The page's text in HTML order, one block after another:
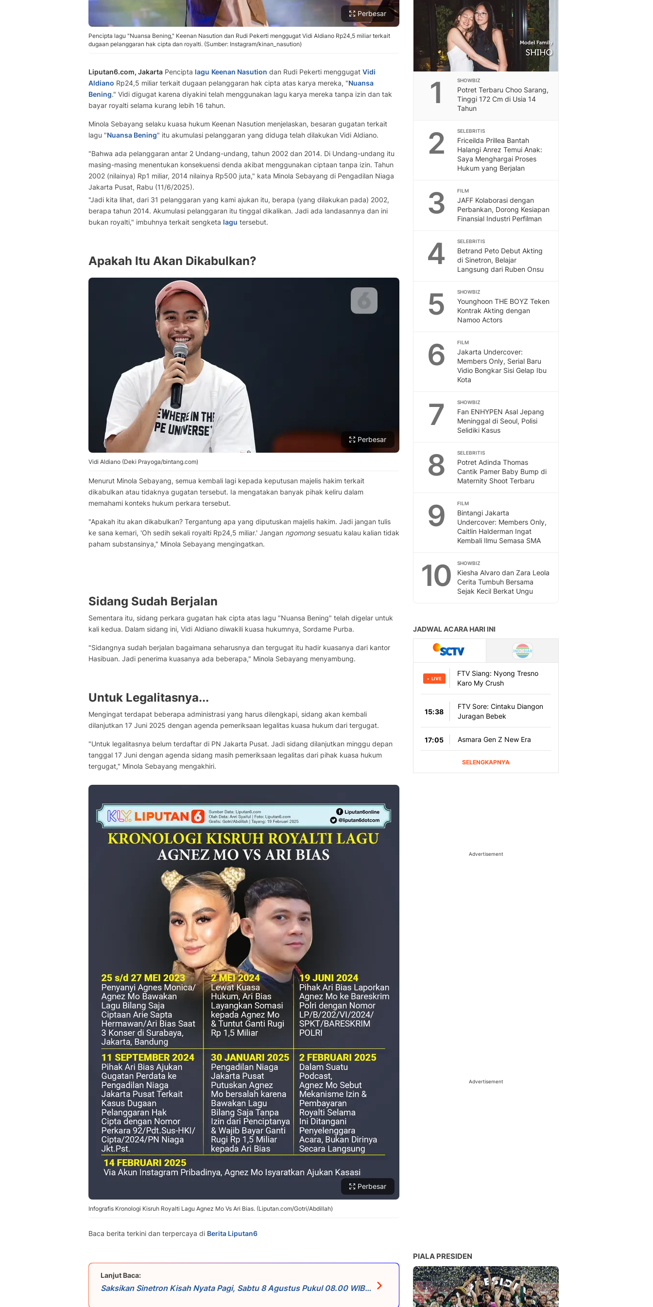
Perbesar
Pencipta lagu "Nuansa Bening," Keenan Nasution dan Rudi Pekerti menggugat Vidi Aldiano Rp24,5 miliar terkait
dugaan pelanggaran hak cipta dan royalti. (Sumber: Instagram/kinan_nasution)
Liputan6.com, Jakarta Pencipta lagu Keenan Nasution dan Rudi Pekerti menggugat Vidi
Aldiano Rp24,5 miliar terkait dugaan pelanggaran hak cipta atas karya mereka, "Nuansa
Bening." Vidi digugat karena diyakini telah menggunakan lagu karya mereka tanpa izin dan tak
bayar royalti selama kurang lebih 16 tahun.
Minola Sebayang selaku kuasa hukum Keenan Nasution menjelaskan, besaran gugatan terkait
lagu "Nuansa Bening" itu akumulasi pelanggaran yang diduga telah dilakukan Vidi Aldiano.
"Bahwa ada pelanggaran antar 2 Undang-undang, tahun 2002 dan 2014. Di Undang-undang itu
masing-masing menentukan konsekuensi denda akibat menggunakan ciptaan tanpa izin. Tahun
2002 (nilainya) Rp1 miliar, 2014 nilainya Rp500 juta," kata Minola Sebayang di Pengadilan Niaga
Jakarta Pusat, Rabu (11/6/2025).
"Jadi kita lihat, dari 31 pelanggaran yang kami ajukan itu, berapa (yang dilakukan pada) 2002,
berapa tahun 2014. Akumulasi pelanggaran itu tinggal dikalikan. Jadi ada landasannya dan ini
bukan royalti," imbuhnya terkait sengketa lagu tersebut.
Apakah Itu Akan Dikabulkan?
Perbesar
Vidi Aldiano (Deki Prayoga/bintang.com)
Menurut Minola Sebayang, semua kembali lagi kepada keputusan majelis hakim terkait
dikabulkan atau tidaknya gugatan tersebut. Ia mengatakan banyak pihak keliru dalam
memahami konteks hukum perkara tersebut.
"Apakah itu akan dikabulkan? Tergantung apa yang diputuskan majelis hakim. Jadi jangan tulis
ke sana kemari, 'Oh sedih sekali royalti Rp24,5 miliar.' Jangan ngomongsesuatu kalau kalian tidak
paham substansinya," Minola Sebayang mengingatkan.
Sidang Sudah Berjalan
Sementara itu, sidang perkara gugatan hak cipta atas lagu "Nuansa Bening" telah digelar untuk
kali kedua. Dalam sidang ini, Vidi Aldiano diwakili kuasa hukumnya, Sordame Purba.
"Sidangnya sudah berjalan bagaimana seharusnya dan tergugat itu hadir kuasanya dari kantor
Hasibuan. Jadi penerima kuasanya ada beberapa," Minola Sebayang menyambung.
Untuk Legalitasnya...
Mengingat terdapat beberapa administrasi yang harus dilengkapi, sidang akan kembali
dilanjutkan 17 Juni 2025 dengan agenda pemeriksaan legalitas kuasa hukum dari tergugat.
"Untuk legalitasnya belum terdaftar di PN Jakarta Pusat. Jadi sidang dilanjutkan minggu depan
tanggal 17 Juni dengan agenda sidang masih pemeriksaan legalitas dari pihak kuasa hukum
tergugat," Minola Sebayang mengakhiri.
Perbesar
Infografis Kronologi Kisruh Royalti Lagu Agnez Mo Vs Ari Bias. (Liputan.com/Gotri/Abdillah)
Baca berita terkini dan terpercaya di Berita Liputan6
Lanjut Baca:
Saksikan Sinetron Kisah Nyata Pagi, Sabtu 8 Agustus Pukul 08.00 WIB
1 SHOWBIZ
Potret Terbaru Choo Sarang,
Tinggi 172 Cm di Usia 14
Tahun
2 SELEBRITIS
Friceilda Prillea Bantah
Halangi Anrez Temui Anak:
Saya Menghargai Proses
Hukum yang Berjalan
3 FILM
JAFF Kolaborasi dengan
Perbankan, Dorong Kesiapan
Finansial Industri Perfilman
4 SELEBRITIS
Betrand Peto Debut Akting
di Sinetron, Belajar
Langsung dari Ruben Onsu
5 SHOWBIZ
Younghoon THE BOYZ Teken
Kontrak Akting dengan
Namoo Actors
6 FILM
Jakarta Undercover:
Members Only, Serial Baru
Vidio Bongkar Sisi Gelap Ibu
Kota
7 SHOWBIZ
Fan ENHYPEN Asal Jepang
Meninggal di Seoul, Polisi
Selidiki Kasus
8 SELEBRITIS
Potret Adinda Thomas
Cantik Pamer Baby Bump di
Maternity Shoot Terbaru
9 FILM
Bintangi Jakarta
Undercover: Members Only,
Caitlin Halderman Ingat
Kembali Ilmu Semasa SMA
10 SHOWBIZ
Kiesha Alvaro dan Zara Leola
Cerita Tumbuh Bersama
Sejak Kecil Berkat Ungu
Advertisement
Advertisement
PIALA PRESIDEN